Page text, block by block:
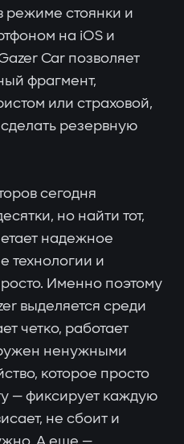
режиме стоянки и
на iOS и
Car позволяет
фрагмент,
или страховой,
резервную
сегодня
но найти тот,
надежное
технологии и
Именно поэтому
выделяется среди
четко, работает
ненужными
которое просто
— фиксирует каждую
не сбоит и